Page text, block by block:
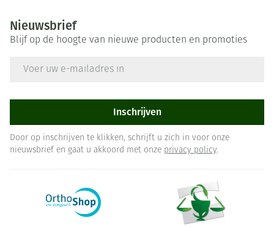
Nieuwsbrief
Blijf op de hoogte van nieuwe producten en promoties
Inschrijven
Door op inschrijven te klikken, schrijft u zich in voor onze
nieuwsbrief en gaat u akkoord met onze privacy policy.